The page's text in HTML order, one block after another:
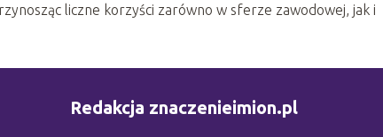
liczne korzyści zarówno w sferze zawodowej, jak i
Redakcja znaczenieimion.pl